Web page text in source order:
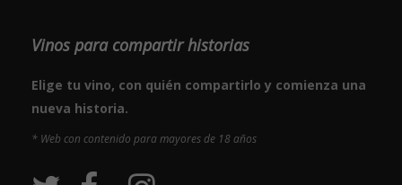
Vinos para compartir historias
Elige tu vino, con quién compartirlo y comienza una
nueva historia.
* Web con contenido para mayores de 18 años